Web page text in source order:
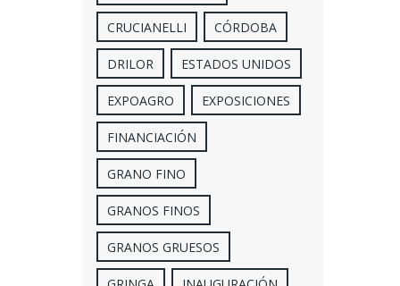
CRUCIANELLI CÓRDOBA
DRILOR ESTADOS UNIDOS
EXPOAGRO EXPOSICIONES
FINANCIACIÓN
GRANO FINO
GRANOS FINOS
GRANOS GRUESOS